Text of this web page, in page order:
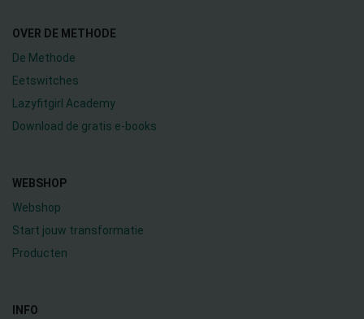
OVER DE METHODE
De Methode
Eetswitches
Lazyfitgirl Academy
Download de gratis e-books
WEBSHOP
Webshop
Start jouw transformatie
Producten
INFO